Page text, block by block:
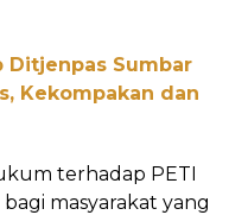
Ditjenpas Sumbar
Kekompakan dan
terhadap PETI
masyarakat yang